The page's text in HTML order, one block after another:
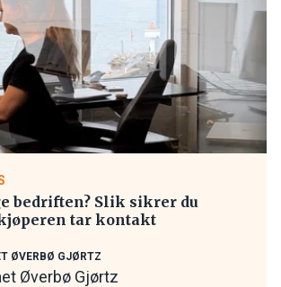
bedriften? Slik sikrer du
tar kontakt
ØVERBØ GJØRTZ
Øverbø Gjørtz